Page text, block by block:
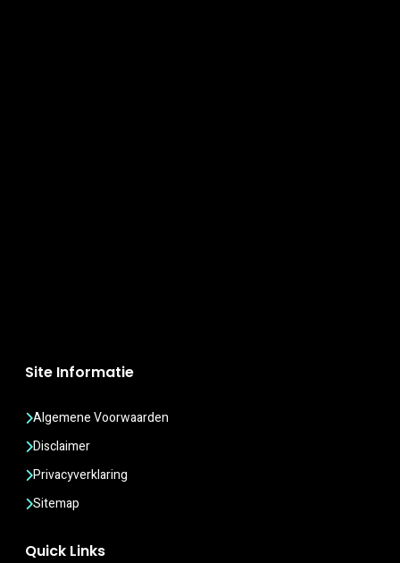
Site Informatie
Algemene Voorwaarden
Disclaimer
Privacyverklaring
Sitemap
Quick Links